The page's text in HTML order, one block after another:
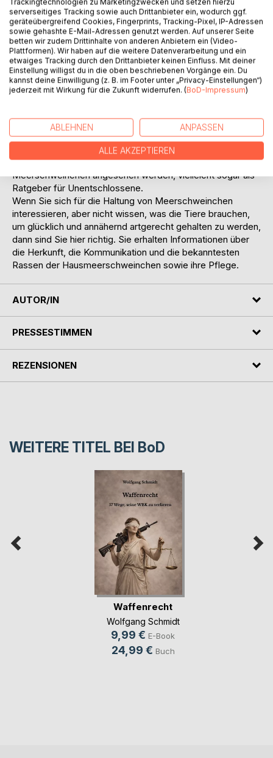
BESCHREIBUNG
Herzlich willkommen in der Welt der Meerschweinchen. In
diesem Buch geht es um wunderbare, sehr soziale und
sehr verfressene Nagetiere. Es soll als eine kleine, aber bei
Weitem nicht vollständige Einführung in die Welt der
Meerschweinchen angesehen werden, vielleicht sogar als
Ratgeber für Unentschlossene.
Wenn Sie sich für die Haltung von Meerschweinchen
interessieren, aber nicht wissen, was die Tiere brauchen,
um glücklich und annähernd artgerecht gehalten zu werden,
dann sind Sie hier richtig. Sie erhalten Informationen über
die Herkunft, die Kommunikation und die bekanntesten
Rassen der Hausmeerschweinchen sowie ihre Pflege.
AUTOR/IN
PRESSESTIMMEN
REZENSIONEN
WEITERE TITEL BEI BoD
Waffenrecht
Wolfgang Schmidt
9,99 € E-Book
24,99 € Buch
serverseitiges Tracking sowie auch Drittanbieter ein, wodurch ggf.
geräteübergreifend Cookies, Fingerprints, Tracking-Pixel, IP-Adressen
sowie gehashte E-Mail-Adressen genutzt werden. Auf unserer Seite
betten wir zudem Drittinhalte von anderen Anbietern ein (Video-
Plattformen). Wir haben auf die weitere Datenverarbeitung und ein
etwaiges Tracking durch den Drittanbieter keinen Einfluss. Mit deiner
Einstellung willigst du in die oben beschriebenen Vorgänge ein. Du
kannst deine Einwilligung (z. B. im Footer unter „Privacy-Einstellungen“)
jederzeit mit Wirkung für die Zukunft widerrufen. (BoD-Impressum)
ABLEHNEN ANPASSEN
ALLE AKZEPTIEREN